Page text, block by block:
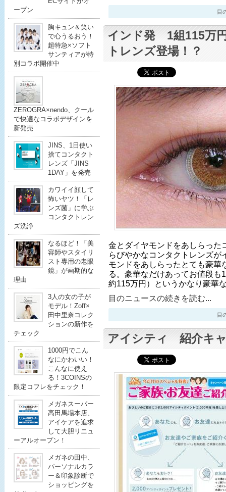
ープン
胸キュン＆笑い
で心うるおう！
超特急×ソフト
サンティアが特
別コラボ開催中
ZEROGRA×nendo、クール
で快適なコラボデザインを
新発売
JINS、1日使い
捨てコンタクト
レンズ「JINS
1DAY」を発売
カワイイ顔して
怖いヤツ！「レ
ンズ菌」に学ぶ
コンタクトレン
ズ洗浄
なるほど！「美
容師やスタイリ
スト専用の老眼
鏡」が画期的な
理由
3人の女の子が
モデル！Zoff×
田中里奈コレク
ションの新作を
チェック
1000円でこん
なにかわいい！
こんなに使え
る！3COINSの
限定コフレをチェック！
メガネスーパー
高田馬場本店、
アイケアを追求
して大胆リニュ
ーアルオープン！
メガネの田中、
パーソナルカラ
ー＆印象診断で
ショッピングを
目
インド発 1組115万
トレンズ登場！？
金とダイヤモンドをあしらった
らびやかなコンタクトレンズが
モンドをあしらったとても豪華
る。豪華なだけあってお値段も
約115万円）というかなり豪華
目のニュースの続きを読む...
目
アイシティ 紹介キ